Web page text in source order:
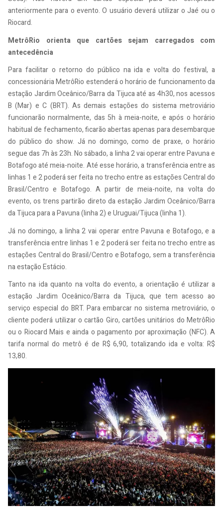
anteriormente para o evento. O usuário deverá utilizar o Jaé ou o
Riocard.
MetrôRio orienta que cartões sejam carregados com
antecedência
Para facilitar o retorno do público na ida e volta do festival, a
concessionária MetrôRio estenderá o horário de funcionamento da
estação Jardim Oceânico/Barra da Tijuca até as 4h30, nos acessos
B (Mar) e C (BRT). As demais estações do sistema metroviário
funcionarão normalmente, das 5h à meia-noite, e após o horário
habitual de fechamento, ficarão abertas apenas para desembarque
do público do show. Já no domingo, como de praxe, o horário
segue das 7h às 23h. No sábado, a linha 2 vai operar entre Pavuna e
Botafogo até meia-noite. Até esse horário, a transferência entre as
linhas 1 e 2 poderá ser feita no trecho entre as estações Central do
Brasil/Centro e Botafogo. A partir de meia-noite, na volta do
evento, os trens partirão direto da estação Jardim Oceânico/Barra
da Tijuca para a Pavuna (linha 2) e Uruguai/Tijuca (linha 1).
Já no domingo, a linha 2 vai operar entre Pavuna e Botafogo, e a
transferência entre linhas 1 e 2 poderá ser feita no trecho entre as
estações Central do Brasil/Centro e Botafogo, sem a transferência
na estação Estácio.
Tanto na ida quanto na volta do evento, a orientação é utilizar a
estação Jardim Oceânico/Barra da Tijuca, que tem acesso ao
serviço especial do BRT. Para embarcar no sistema metroviário, o
cliente poderá utilizar o cartão Giro, cartões unitários do MetrôRio
ou o Riocard Mais e ainda o pagamento por aproximação (NFC). A
tarifa normal do metrô é de R$ 6,90, totalizando ida e volta: R$
13,80.